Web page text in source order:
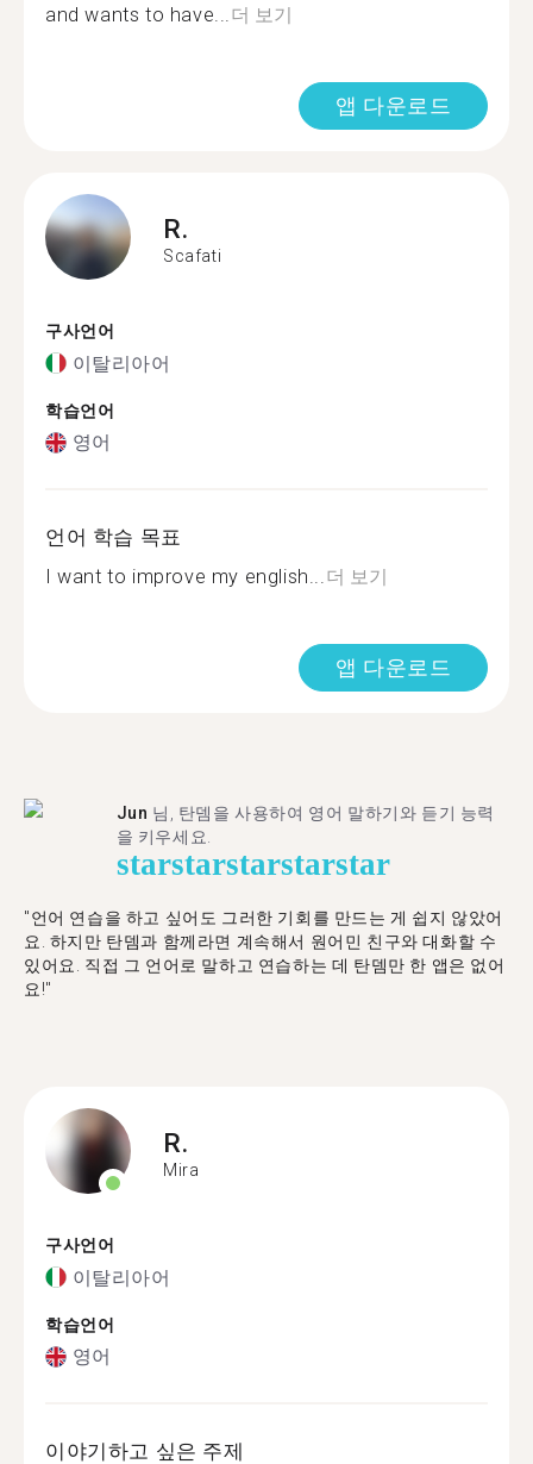
and wants to have...더 보기
앱 다운로드
R.
Scafati
구사언어
이탈리아어
학습언어
영어
언어 학습 목표
I want to improve my english...더 보기
앱 다운로드
Jun 님, 탄뎀을 사용하여 영어 말하기와 듣기 능력
을 키우세요.
starstarstarstarstar
"언어 연습을 하고 싶어도 그러한 기회를 만드는 게 쉽지 않았어
요. 하지만 탄뎀과 함께라면 계속해서 원어민 친구와 대화할 수
있어요. 직접 그 언어로 말하고 연습하는 데 탄뎀만 한 앱은 없어
요!"
R.
Mira
구사언어
이탈리아어
학습언어
영어
이야기하고 싶은 주제